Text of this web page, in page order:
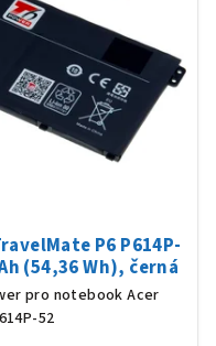
P6 P614P-
(54,36 Wh), černá
pro notebook Acer
52